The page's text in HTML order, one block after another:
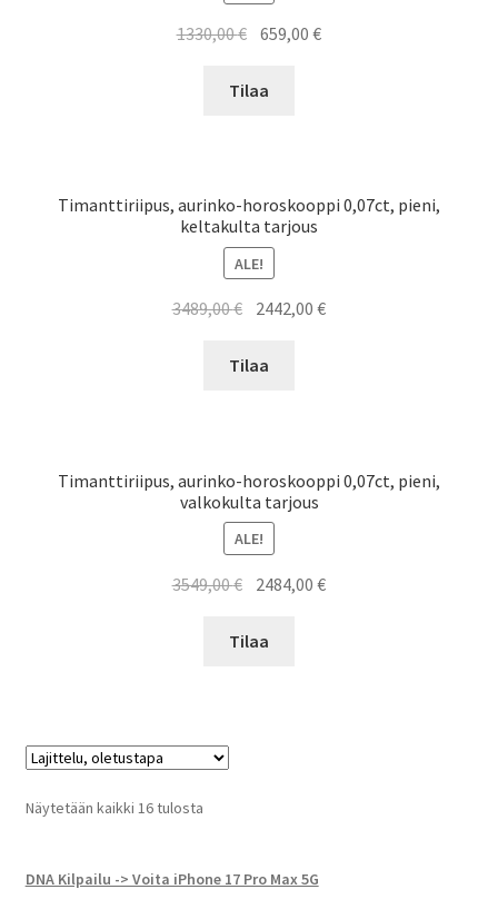
1330,00€ Alkuperäinen
oli:
659,00€Nykyinen
Tilaa
Timanttiriipus, aurinko-horoskooppi 0,07ct, pieni,
keltakulta tarjous
ALE!
3489,00€ Alkuperäinen
oli:
2442,00€Nykyinen
Tilaa
Timanttiriipus, aurinko-horoskooppi 0,07ct, pieni,
valkokulta tarjous
ALE!
3549,00€ Alkuperäinen
oli:
2484,00€Nykyinen
Tilaa
Näytetään kaikki 16 tulosta
DNA Kilpailu -> Voita iPhone 17 Pro Max 5G